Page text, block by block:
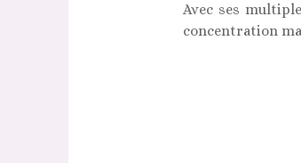
Avec ses
concentration